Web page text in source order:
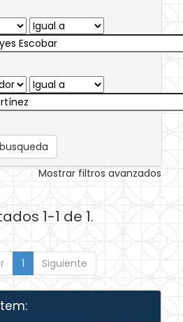
Mostrar filtros avanzados
1-1 de 1.
1 Siguiente